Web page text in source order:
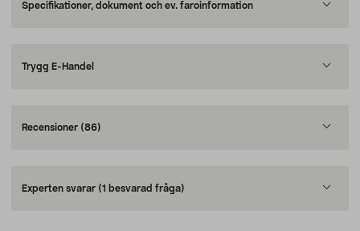
Specifikationer, dokument och ev. faroinformation
Trygg E-Handel
Recensioner (86)
Experten svarar (1 besvarad fråga)